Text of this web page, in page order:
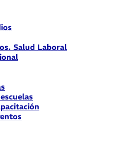
Salud Laboral